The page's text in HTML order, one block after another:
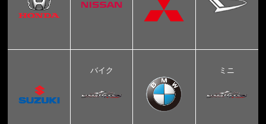
バイク ミニ